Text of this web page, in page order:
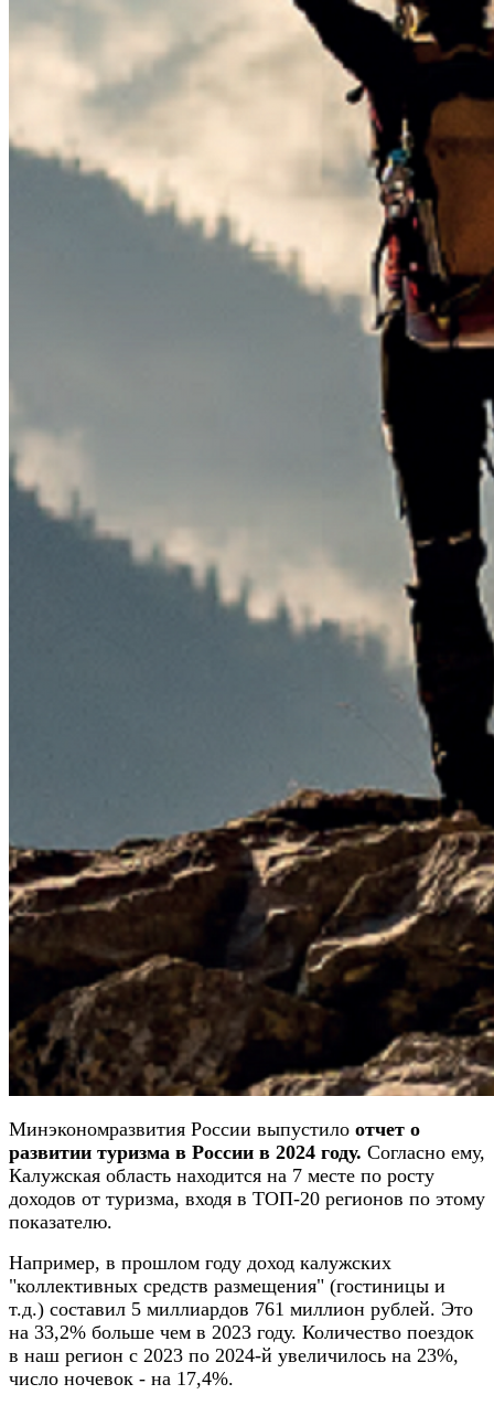
Минэкономразвития России выпустило отчет о
развитии туризма в России в 2024 году. Согласно ему,
Калужская область находится на 7 месте по росту
доходов от туризма, входя в ТОП-20 регионов по этому
показателю.
Например, в прошлом году доход калужских
"коллективных средств размещения" (гостиницы и
т.д.) составил 5 миллиардов 761 миллион рублей. Это
на 33,2% больше чем в 2023 году. Количество поездок
в наш регион с 2023 по 2024-й увеличилось на 23%,
число ночевок - на 17,4%.